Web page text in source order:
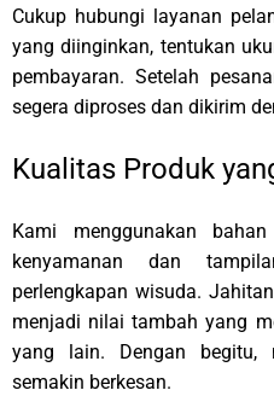
Cukup hubungi layanan
yang diinginkan, tentukan
pembayaran. Setelah
segera diproses dan dikirim
Kualitas Produk
Kami menggunakan
kenyamanan dan
perlengkapan wisuda.
menjadi nilai tambah yang
yang lain. Dengan begitu,
semakin berkesan.